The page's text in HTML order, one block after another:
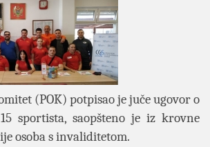
(POK) potpisao je juče ugovor o
sportista, saopšteno je iz krovne
osoba s invaliditetom.